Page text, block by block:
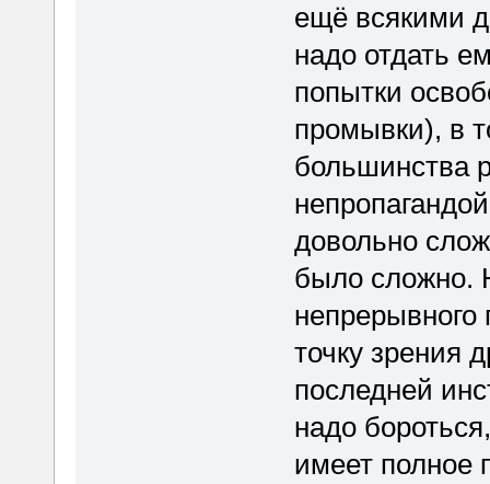
ещё всякими
надо отдать
попытки
промывки), в
большинства
довольно
было сложно.
точку зрения
последней
надо
имеет полное